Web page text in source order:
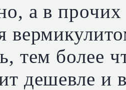
а в
тем более
дешевле и